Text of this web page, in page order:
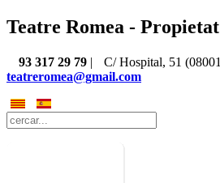
Teatre Romea - Propietat
93 317 29 79 |
C/ Hospital, 51
teatreromea@gmail.com